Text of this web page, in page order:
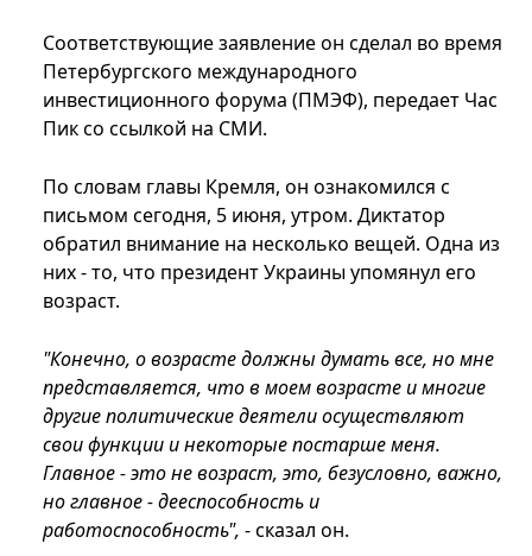
Соответствующие заявление он сделал во время
Петербургского международного
инвестиционного форума (ПМЭФ), передает Час
Пик со ссылкой на СМИ.
По словам главы Кремля, он ознакомился с
письмом сегодня, 5 июня, утром. Диктатор
обратил внимание на несколько вещей. Одна из
них - то, что президент Украины упомянул его
возраст.
"Конечно, о возрасте должны думать все, но мне
представляется, что в моем возрасте и многие
другие политические деятели осуществляют
свои функции и некоторые постарше меня.
Главное - это не возраст, это, безусловно, важно,
но главное - дееспособность и
работоспособность", - сказал он.